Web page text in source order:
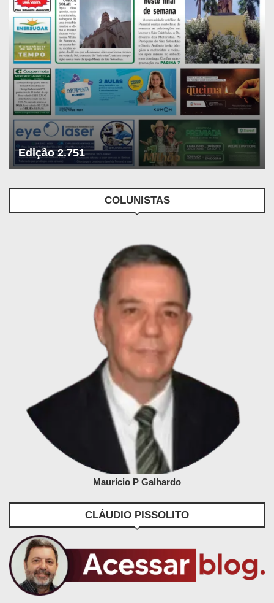
Edição 2.751
COLUNISTAS
Maurício P Galhardo
CLÁUDIO PISSOLITO